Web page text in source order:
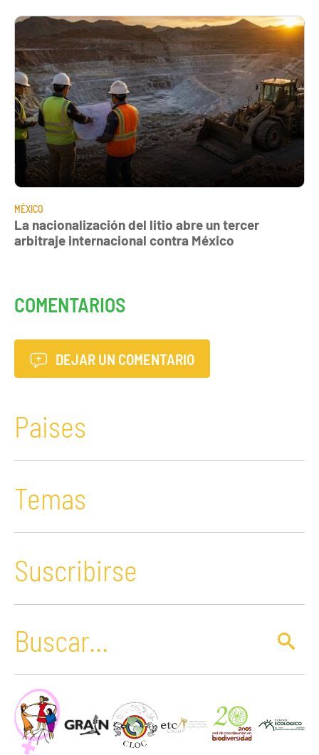
MÉXICO
La nacionalización del litio abre un tercer
arbitraje internacional contra México
COMENTARIOS
DEJAR UN COMENTARIO
Paises
Temas
Suscribirse